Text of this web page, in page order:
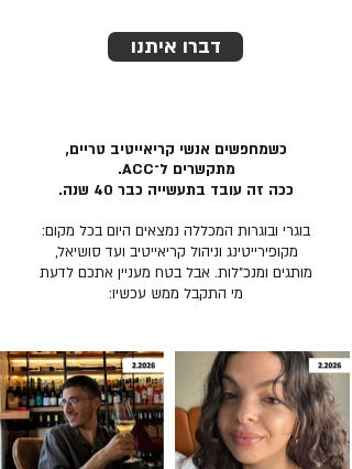
דברו איתנו
כשמחפשים אנשי קריאייטיב טריים,
מתקשרים ל־ACC.
ככה זה עובד בתעשייה כבר 40 שנה.
בוגרי ובוגרות המכללה נמצאים היום בכל מקום:
מקופירייטינג וניהול קריאייטיב ועד סושיאל,
מותגים ומנכ״לות. אבל בטח מעניין אתכם לדעת
מי התקבל ממש עכשיו: